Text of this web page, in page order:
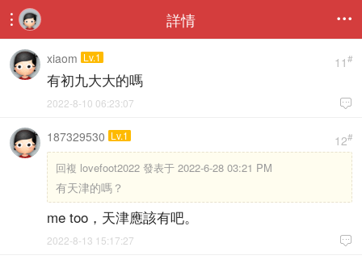
 詳情 
11#
xiaom Lv.1
有初九大大的嗎

2022-8-10 06:23:07
12#
187329530 Lv.1
回複 lovefoot2022 發表于 2022-6-28 03:21 PM
有天津的嗎？
me too，天津應該有吧。

2022-8-13 15:17:27